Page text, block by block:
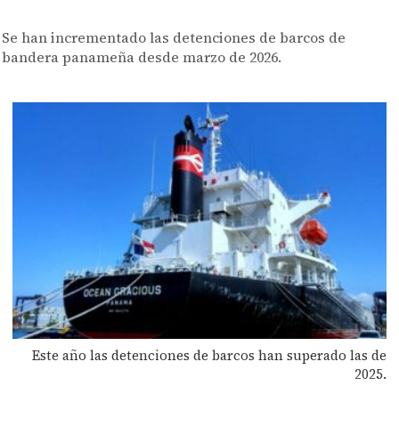
Se han incrementado las detenciones de barcos de
bandera panameña desde marzo de 2026.
Este año las detenciones de barcos han superado las de
2025.